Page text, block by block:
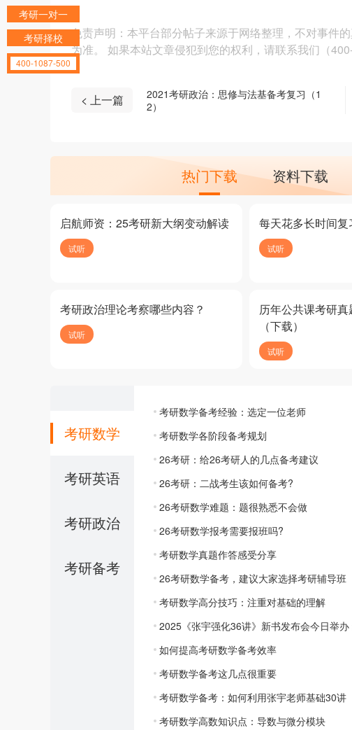
免责声明：本平台部分帖子来源于网络整理，不对事件
为准。 如果本站文章侵犯到您的权利，请联系我们（
< 上一篇
2021考研政治：思修与法基备考复习（1
2）
热门下载 资料下载
启航师资：25考研新大纲变动解读
试听
每天花多长时间复
试听
考研政治理论考察哪些内容？
试听
历年公共课考研
（下载）
试听
考研数学
考研英语
考研政治
考研备考
考研数学备考经验：选定一位老师
考研数学各阶段备考规划
26考研：给26考研人的几点备考建议
26考研：二战考生该如何备考?
26考研数学难题：题很熟悉不会做
26考研数学报考需要报班吗?
考研数学真题作答感受分享
26考研数学备考，建议大家选择考研辅导班
考研数学高分技巧：注重对基础的理解
2025《张宇强化36讲》新书发布会今日举
如何提高考研数学备考效率
考研数学备考这几点很重要
考研数学备考：如何利用张宇老师基础30讲
考研数学高数知识点：导数与微分模块
考研一对一
考研择校
400-1087-500